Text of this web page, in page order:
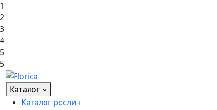
1
2
3
4
5
5
Каталог
Каталог рослин